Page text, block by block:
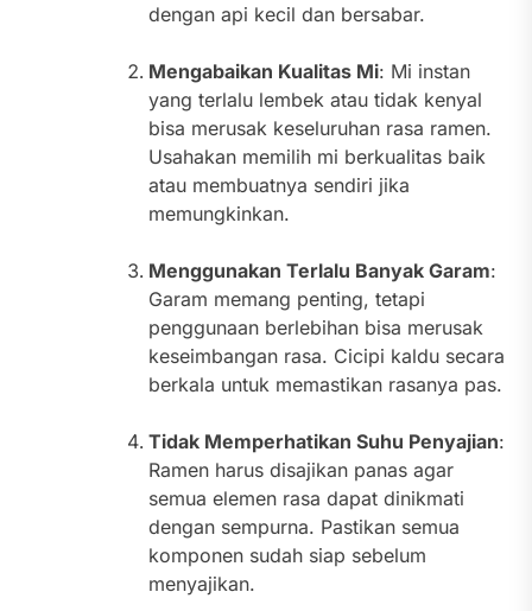
dengan api kecil dan bersabar.
Mengabaikan Kualitas Mi: Mi instan
yang terlalu lembek atau tidak kenyal
bisa merusak keseluruhan rasa ramen.
Usahakan memilih mi berkualitas baik
atau membuatnya sendiri jika
memungkinkan.
Menggunakan Terlalu Banyak Garam:
Garam memang penting, tetapi
penggunaan berlebihan bisa merusak
keseimbangan rasa. Cicipi kaldu secara
berkala untuk memastikan rasanya pas.
Tidak Memperhatikan Suhu Penyajian:
Ramen harus disajikan panas agar
semua elemen rasa dapat dinikmati
dengan sempurna. Pastikan semua
komponen sudah siap sebelum
menyajikan.